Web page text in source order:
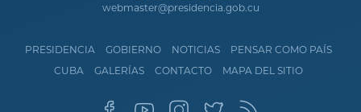
webmaster@presidencia.gob.cu
PRESIDENCIA GOBIERNO NOTICIAS
PENSAR COMO PAÍS
CUBA
GALERÍAS CONTACTO MAPA DEL SITIO